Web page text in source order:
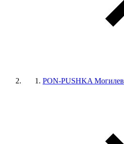
PON-PUSHKA Могилев